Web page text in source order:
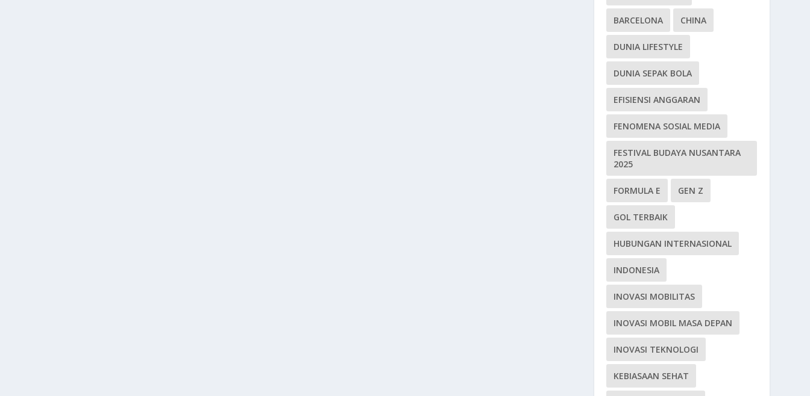
BARCELONA CHINA
DUNIA LIFESTYLE
DUNIA SEPAK BOLA
EFISIENSI ANGGARAN
FENOMENA SOSIAL MEDIA
FESTIVAL BUDAYA NUSANTARA
2025
FORMULA E GEN Z
GOL TERBAIK
HUBUNGAN INTERNASIONAL
INDONESIA
INOVASI MOBILITAS
INOVASI MOBIL MASA DEPAN
INOVASI TEKNOLOGI
KEBIASAAN SEHAT